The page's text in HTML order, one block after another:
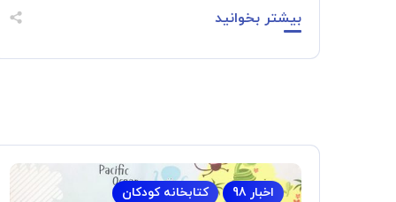
بیشتر بخوانید
اخبار 98 کتابخانه کودکان